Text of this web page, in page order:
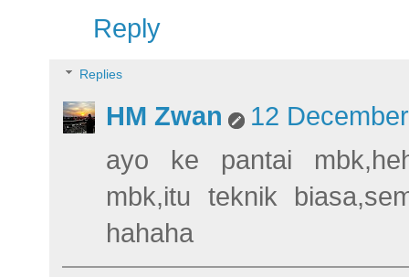
Reply
Replies
HM Zwan
12
ayo ke pantai
mbk,itu teknik
hahaha